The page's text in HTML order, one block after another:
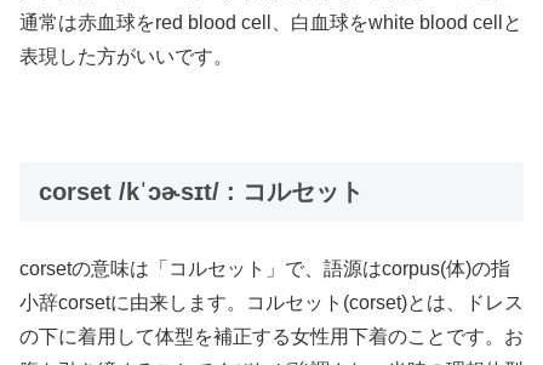
通常は赤血球をred blood cell、白血球をwhite blood cellと
表現した方がいいです。
corset /kˈɔɚsɪt/ : コルセット
corsetの意味は「コルセット」で、語源はcorpus(体)の指
小辞corsetに由来します。コルセット(corset)とは、ドレス
の下に着用して体型を補正する女性用下着のことです。お